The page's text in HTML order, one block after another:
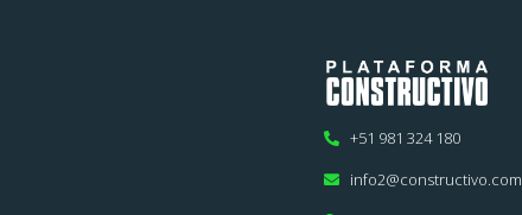
+51 981 324 180
info2@constructivo.com